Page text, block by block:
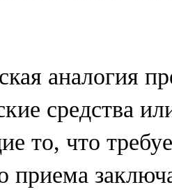
аналогия
средства
то, что
приема